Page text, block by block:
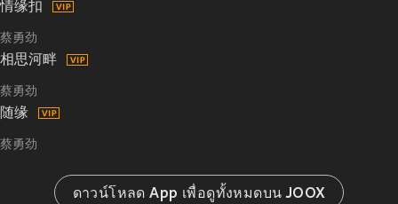
情缘扣
蔡勇劲
相思河畔
蔡勇劲
随缘
蔡勇劲
ดาวน์โหลด App เพื่อดูทั้งหมดบน JOOX